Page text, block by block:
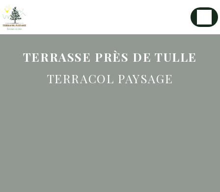
TERRASSE PRÈS DE TULLE
TERRACOL PAYSAGE
Panneau de gestion des cookies